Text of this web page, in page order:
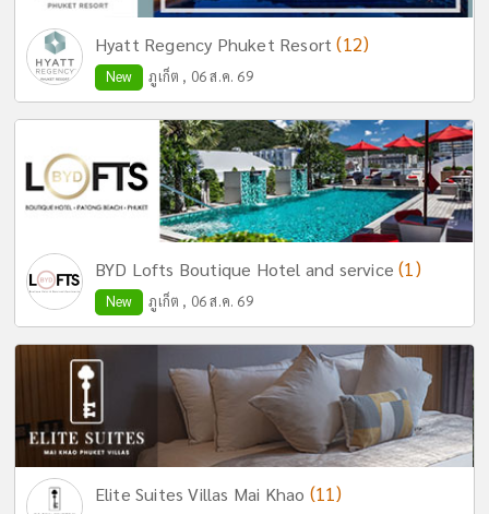
Hyatt Regency Phuket Resort(12)
New ภูเก็ต , 06 ส.ค. 69
BYD Lofts Boutique Hotel and service(1)
New ภูเก็ต , 06 ส.ค. 69
Elite Suites Villas Mai Khao (11)